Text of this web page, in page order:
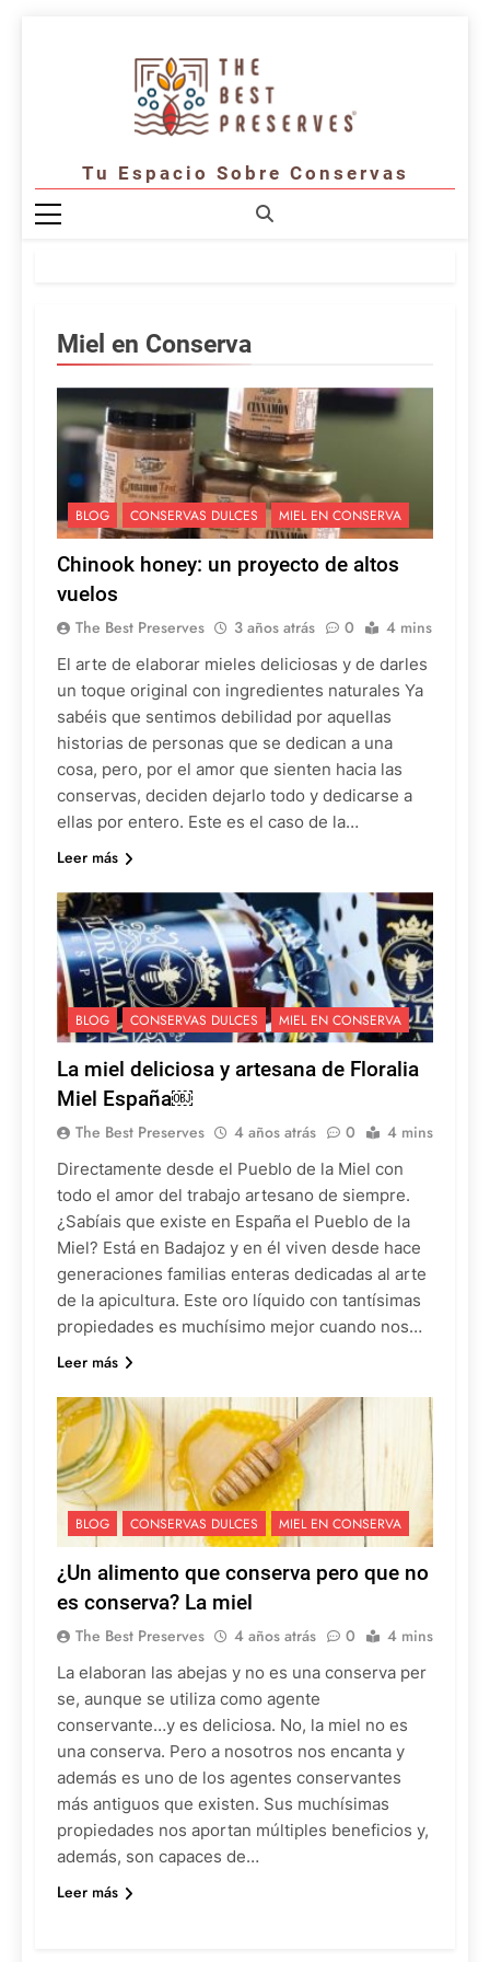
Tu Espacio Sobre Conservas
Miel en Conserva
BLOG CONSERVAS DULCES MIEL EN CONSERVA
Chinook honey: un proyecto de altos
vuelos
The Best Preserves 3 años atrás 0 4 mins
El arte de elaborar mieles deliciosas y de darles
un toque original con ingredientes naturales Ya
sabéis que sentimos debilidad por aquellas
historias de personas que se dedican a una
cosa, pero, por el amor que sienten hacia las
conservas, deciden dejarlo todo y dedicarse a
ellas por entero. Este es el caso de la…
Leer más
BLOG CONSERVAS DULCES MIEL EN CONSERVA
La miel deliciosa y artesana de Floralia
Miel España￼
The Best Preserves 4 años atrás 0 4 mins
Directamente desde el Pueblo de la Miel con
todo el amor del trabajo artesano de siempre.
¿Sabíais que existe en España el Pueblo de la
Miel? Está en Badajoz y en él viven desde hace
generaciones familias enteras dedicadas al arte
de la apicultura. Este oro líquido con tantísimas
propiedades es muchísimo mejor cuando nos…
Leer más
BLOG CONSERVAS DULCES MIEL EN CONSERVA
¿Un alimento que conserva pero que no
es conserva? La miel
The Best Preserves 4 años atrás 0 4 mins
La elaboran las abejas y no es una conserva per
se, aunque se utiliza como agente
conservante…y es deliciosa. No, la miel no es
una conserva. Pero a nosotros nos encanta y
además es uno de los agentes conservantes
más antiguos que existen. Sus muchísimas
propiedades nos aportan múltiples beneficios y,
además, son capaces de…
Leer más